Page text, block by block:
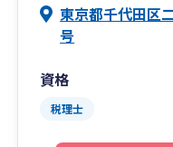
東京都千代田区
号
資格
税理士